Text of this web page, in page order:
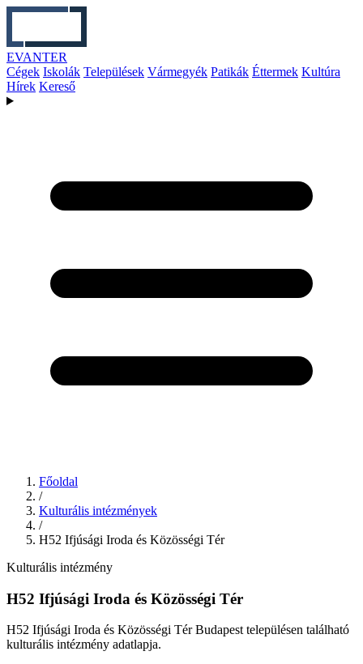
EVANTER
Cégek Iskolák Települések Vármegyék Patikák Éttermek Kultúra
Hírek Kereső
Főoldal
/
Kulturális intézmények
/
H52 Ifjúsági Iroda és Közösségi Tér
Kulturális intézmény
H52 Ifjúsági Iroda és Közösségi Tér
H52 Ifjúsági Iroda és Közösségi Tér Budapest településen található
kulturális intézmény adatlapja.